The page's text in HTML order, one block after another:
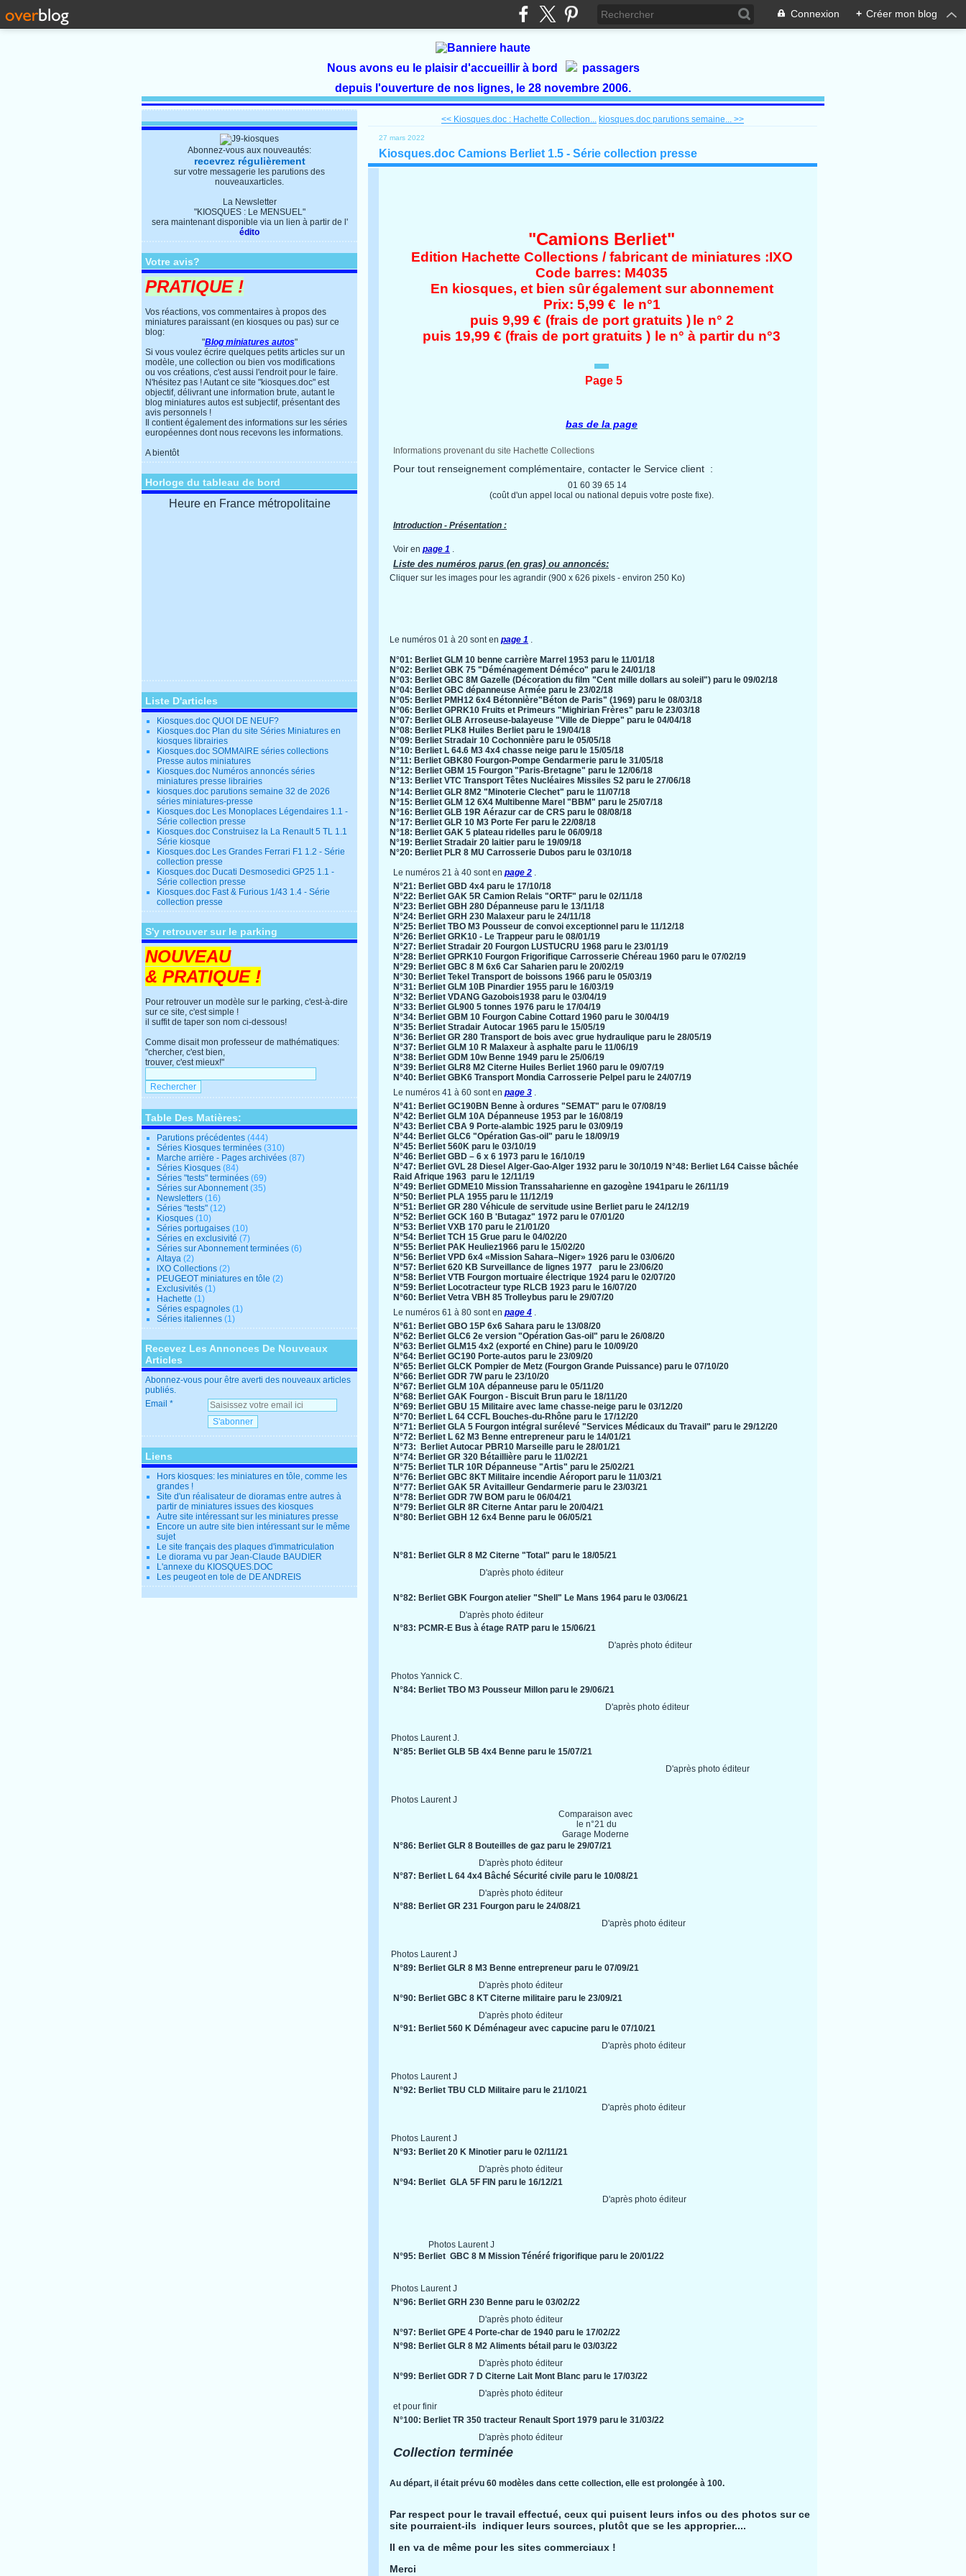
Connexion + Créer mon blog
Nous avons eu le plaisir d'accueillir à bord
passagers
depuis l'ouverture de nos lignes, le 28 novembre 2006.
Abonnez-vous aux nouveautés:
recevrez régulièrement
sur votre messagerie les parutions des
nouveauxarticles.
La Newsletter
"KIOSQUES : Le MENSUEL"
sera maintenant disponible via un lien à partir de l'
édito
Votre avis?
PRATIQUE !
Vos réactions, vos commentaires à propos des
miniatures paraissant (en kiosques ou pas) sur ce
blog:
"Blog miniatures autos"
Si vous voulez écrire quelques petits articles sur un
modèle, une collection ou bien vos modifications
ou vos créations, c'est aussi l'endroit pour le faire.
N'hésitez pas ! Autant ce site "kiosques.doc" est
objectif, délivrant une information brute, autant le
blog miniatures autos est subjectif, présentant des
avis personnels !
Il contient également des informations sur les séries
européennes dont nous recevons les informations.
A bientôt
Horloge du tableau de bord
Heure en France métropolitaine
Liste D'articles
Kiosques.doc QUOI DE NEUF?
Kiosques.doc Plan du site Séries Miniatures en
kiosques librairies
Kiosques.doc SOMMAIRE séries collections
Presse autos miniatures
Kiosques.doc Numéros annoncés séries
miniatures presse librairies
kiosques.doc parutions semaine 32 de 2026
séries miniatures-presse
Kiosques.doc Les Monoplaces Légendaires 1.1 -
Série collection presse
Kiosques.doc Construisez la La Renault 5 TL 1.1
Série kiosque
Kiosques.doc Les Grandes Ferrari F1 1.2 - Série
collection presse
Kiosques.doc Ducati Desmosedici GP25 1.1 -
Série collection presse
Kiosques.doc Fast & Furious 1/43 1.4 - Série
collection presse
S'y retrouver sur le parking
NOUVEAU
& PRATIQUE !
Pour retrouver un modèle sur le parking, c'est-à-dire
sur ce site, c'est simple !
il suffit de taper son nom ci-dessous!
Comme disait mon professeur de mathématiques:
"chercher, c'est bien,
trouver, c'est mieux!"
Table Des Matières:
Parutions précédentes (444)
Séries Kiosques terminées (310)
Marche arrière - Pages archivées (87)
Séries Kiosques (84)
Séries "tests" terminées (69)
Séries sur Abonnement(35)
Newsletters (16)
Séries "tests" (12)
Kiosques (10)
Séries portugaises (10)
Séries en exclusivité (7)
Séries sur Abonnement terminées (6)
Altaya (2)
IXO Collections (2)
PEUGEOT miniatures en tôle (2)
Exclusivités (1)
Hachette (1)
Séries espagnoles (1)
Séries italiennes (1)
Recevez Les Annonces De Nouveaux
Articles
Abonnez-vous pour être averti des nouveaux articles
publiés.
Email
Liens
Hors kiosques: les miniatures en tôle, comme les
grandes !
Site d'un réalisateur de dioramas entre autres à
partir de miniatures issues des kiosques
Autre site intéressant sur les miniatures presse
Encore un autre site bien intéressant sur le même
sujet
Le site français des plaques d'immatriculation
Le diorama vu par Jean-Claude BAUDIER
L'annexe du KIOSQUES.DOC
Les peugeot en tole de DE ANDREIS
<< Kiosques.doc : Hachette Collection... kiosques.doc parutions semaine... >>
27 mars 2022
Kiosques.doc Camions Berliet 1.5 - Série collection presse
"Camions Berliet"
Edition Hachette Collections / fabricant de miniatures :IXO
Code barres: M4035
En kiosques, et bien sûrégalement sur abonnement
Prix: 5,99 € le n°1
puis 9,99 € (frais de port gratuits ) le n° 2
puis 19,99 € (frais de port gratuits ) le n° à partir du n°3
Page 5
bas de la page
Informations provenant du site Hachette Collections
Pour tout renseignement complémentaire, contacter le Service client :
01 60 39 65 14
(coût d'un appel local ou national depuis votre poste fixe).
Introduction - Présentation :
Voir en page 1 .
Liste des numéros parus (en gras) ou annoncés:
Cliquer sur les images pour les agrandir (900 x 626 pixels - environ 250 Ko)
Le numéros 01 à 20 sont en page 1 .
N°01: Berliet GLM 10 benne carrière Marrel 1953 paru le 11/01/18
N°02: Berliet GBK 75 "Déménagement Déméco" paru le 24/01/18
N°03: Berliet GBC 8M Gazelle (Décoration du film "Cent mille dollars au soleil") paru le 09/02/18
N°04: Berliet GBC dépanneuse Armée paru le 23/02/18
N°05: Berliet PMH12 6x4 Bétonnière"Béton de Paris" (1969) paru le 08/03/18
N°06: Berliet GPRK10 Fruits et Primeurs "Mighirian Frères" paru le 23/03/18
N°07: Berliet GLB Arroseuse-balayeuse "Ville de Dieppe" paru le 04/04/18
N°08: Berliet PLK8 Huiles Berliet ​paru le 19/04/18
N°09: Berliet Stradair 10 Cochonnière paru le 05/05/18
N°10: Berliet L 64.6 M3 4x4 chasse neige paru le 15/05/18
N°11: Berliet GBK80 Fourgon-Pompe Gendarmerie paru le 31/05/18
N°12: Berliet GBM 15 Fourgon "Paris-Bretagne" paru le 12/06/18
N°13: Berliet VTC Transport Têtes Nucléaires Missiles S2 paru le 27/06/18
N°14: Berliet GLR 8M2 "Minoterie Clechet" paru le 11/07/18
N°15: Berliet GLM 12 6X4 Multibenne Marel "BBM" paru le 25/07/18
N°16: Berliet GLB 19R Aérazur car de CRS paru le 08/08/18
N°17: Berliet GLR 10 M3 Porte Fer paru le 22/08/18
N°18: Berliet GAK 5 plateau ridelles paru le 06/09/18
N°19: Berliet Stradair 20 laitier paru le 19/09/18
N°20: Berliet PLR 8 MU Carrosserie Dubos paru le 03/10/18
Le numéros 21 à 40 sont en page 2 .
N°21: Berliet GBD 4x4 paru le 17/10/18
N°22: Berliet GAK 5R Camion Relais "ORTF" paru le 02/11/18
N°23: Berliet GBH 280 Dépanneuse paru le 13/11/18
N°24: Berliet GRH 230 Malaxeur paru le 24/11/18
N°25: Berliet TBO M3 Pousseur de convoi exceptionnel paru le 11/12/18
N°26: Berliet GRK10 - Le Trappeur paru le 08/01/19
N°27: Berliet Stradair 20 Fourgon LUSTUCRU 1968 paru le 23/01/19
N°28: Berliet GPRK10 Fourgon Frigorifique Carrosserie Chéreau 1960 paru le 07/02/19
N°29: Berliet GBC 8 M 6x6 Car Saharien paru le 20/02/19
N°30: Berliet Tekel Transport de boissons 1966 paru le 05/03/19
N°31: Berliet GLM 10B Pinardier 1955 paru le 16/03/19
N°32: Berliet VDANG Gazobois1938 paru le 03/04/19
N°33: Berliet GL900 5 tonnes 1976 paru le 17/04/19
N°34: Berliet GBM 10 Fourgon Cabine Cottard 1960 paru le 30/04/19
N°35: Berliet Stradair Autocar 1965 paru le 15/05/19
N°36: Berliet GR 280 Transport de bois avec grue hydraulique paru le 28/05/19
N°37: Berliet GLM 10 R Malaxeur à asphalte paru le 11/06/19
N°38: Berliet GDM 10w Benne 1949 paru le 25/06/19
N°39: Berliet GLR8 M2 Citerne Huiles Berliet 1960 paru le 09/07/19
N°40: Berliet GBK6 Transport Mondia Carrosserie Pelpel paru le 24/07/19
Le numéros 41 à 60 sont en page 3 .
N°41: Berliet GC190BN Benne à ordures "SEMAT" paru le 07/08/19
N°42: Berliet GLM 10A Dépanneuse 1953 par le 16/08/19
N°43: Berliet CBA 9 Porte-alambic 1925 paru le 03/09/19
N°44: Berliet GLC6 "Opération Gas-oil" paru le 18/09/19
N°45: Berliet 560K paru le 03/10/19
N°46: Berliet GBD – 6 x 6 1973 paru le 16/10/19
N°47: Berliet GVL 28 Diesel Alger-Gao-Alger 1932 paru le 30/10/19 N°48: Berliet L64 Caisse bâchée
Raid Afrique 1963 paru le 12/11/19
N°49: Berliet GDME10 Mission Transsaharienne en gazogène 1941paru le 26/11/19
N°50: Berliet PLA 1955 paru le 11/12/19
N°51: Berliet GR 280 Véhicule de servitude usine Berliet paru le 24/12/19
N°52: Berliet GCK 160 B 'Butagaz" 1972 paru le 07/01/20
N°53: Berliet VXB 170 paru le 21/01/20
N°54: Berliet TCH 15 Grue paru le 04/02/20
N°55: Berliet PAK Heuliez1966 paru le 15/02/20
N°56: Berliet VPD 6x4 «Mission Sahara–Niger» 1926 paru le 03/06/20
N°57: Berliet 620 KB Surveillance de lignes 1977 paru le 23/06/20
N°58: Berliet VTB Fourgon mortuaire électrique 1924 paru le 02/07/20
N°59: Berliet Locotracteur type RLCB 1923 paru le 16/07/20
N°60: Berliet Vetra VBH 85 Trolleybus paru le 29/07/20
Le numéros 61 à 80 sont en page 4 .
N°61: Berliet GBO 15P 6x6 Sahara paru le 13/08/20
N°62: Berliet GLC6 2e version "Opération Gas-oil" paru le 26/08/20
N°63: Berliet GLM15 4x2 (exporté en Chine) paru le 10/09/20
N°64: Berliet GC190 Porte-autos paru le 23/09/20
N°65: Berliet GLCK Pompier de Metz (Fourgon Grande Puissance) paru le 07/10/20
N°66: Berliet GDR 7W paru le 23/10/20
N°67: Berliet GLM 10A dépanneuse paru le 05/11/20
N°68: Berliet GAK Fourgon - Biscuit Brun paru le 18/11/20
N°69: Berliet GBU 15 Militaire avec lame chasse-neige paru le 03/12/20
N°70: Berliet L 64 CCFL Bouches-du-Rhône paru le 17/12/20
N°71: Berliet GLA 5 Fourgon intégral surélevé "Services Médicaux du Travail" paru le 29/12/20
N°72: Berliet L 62 M3 Benne entrepreneur paru le 14/01/21
N°73: Berliet Autocar PBR10 Marseille paru le 28/01/21
N°74: Berliet GR 320 Bétaillière paru le 11/02/21
N°75: Berliet TLR 10R Dépanneuse "Artis" paru le 25/02/21
N°76: Berliet GBC 8KT Militaire incendie Aéroport paru le 11/03/21
N°77: Berliet GAK 5R Avitailleur Gendarmerie paru le 23/03/21
N°78: Berliet GDR 7W BOM paru le 06/04/21
N°79: Berliet GLR 8R Citerne Antar paru le 20/04/21
N°80: Berliet GBH 12 6x4 Benne paru le 06/05/21
N°81: Berliet GLR 8 M2 Citerne "Total" paru le 18/05/21
D'après photo éditeur
N°82: Berliet GBK Fourgon atelier "Shell" Le Mans 1964 paru le 03/06/21
D'après photo éditeur
N°83: PCMR-E Bus à étage RATP paru le 15/06/21
D'après photo éditeur
Photos Yannick C.
N°84: Berliet TBO M3 Pousseur Millon paru le 29/06/21
D'après photo éditeur
Photos Laurent J.
N°85: Berliet GLB 5B 4x4 Benne paru le 15/07/21
D'après photo éditeur
Photos Laurent J
Comparaison avec
le n°21 du
Garage Moderne
N°86: Berliet GLR 8 Bouteilles de gaz paru le 29/07/21
D'après photo éditeur
N°87: Berliet L 64 4x4 Bâché Sécurité civile paru le 10/08/21
D'après photo éditeur
N°88: Berliet GR 231 Fourgon paru le 24/08/21
D'après photo éditeur
Photos Laurent J
N°89: Berliet GLR 8 M3 Benne entrepreneur paru le 07/09/21
D'après photo éditeur
N°90: Berliet GBC 8 KT Citerne militaire paru le 23/09/21
D'après photo éditeur
N°91: Berliet 560 K Déménageur avec capucine paru le 07/10/21
D'après photo éditeur
Photos Laurent J
N°92: Berliet TBU CLD Militaire paru le 21/10/21
D'après photo éditeur
Photos Laurent J
N°93: Berliet 20 K Minotier paru le 02/11/21
D'après photo éditeur
N°94: Berliet GLA 5F FIN paru le 16/12/21
D'après photo éditeur
Photos Laurent J
N°95: Berliet GBC 8 M Mission Ténéré frigorifique paru le 20/01/22
Photos Laurent J
N°96: Berliet GRH 230 Benne paru le 03/02/22
D'après photo éditeur
N°97: Berliet GPE 4 Porte-char de 1940 paru le 17/02/22
N°98: Berliet GLR 8 M2 Aliments bétail paru le 03/03/22
D'après photo éditeur
N°99: Berliet GDR 7 D Citerne Lait Mont Blanc paru le 17/03/22
D'après photo éditeur
et pour finir
N°100: Berliet TR 350 tracteur Renault Sport 1979 paru le 31/03/22
D'après photo éditeur
Collection terminée
Au départ, il était prévu 60 modèles dans cette collection, elle est prolongée à 100.
Par respect pour le travail effectué, ceux qui puisent leurs infos ou des photos sur ce
site pourraient-ils indiquer leurs sources, plutôt que se les approprier....
Il en va de même pour les sites commerciaux !
Merci